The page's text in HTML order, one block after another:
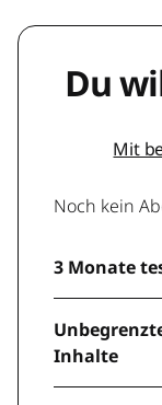
Du
Mit
Noch kein
3 Monate
Inhalte